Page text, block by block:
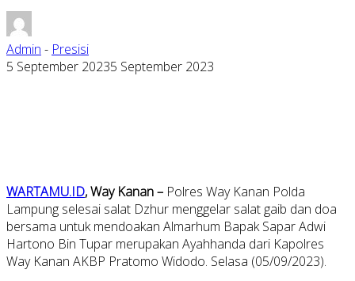
Admin - Presisi
5 September 20235 September 2023
WARTAMU.ID, Way Kanan – Polres Way Kanan Polda
Lampung selesai salat Dzhur menggelar salat gaib dan doa
bersama untuk mendoakan Almarhum Bapak Sapar Adwi
Hartono Bin Tupar merupakan Ayahhanda dari Kapolres
Way Kanan AKBP Pratomo Widodo. Selasa (05/09/2023).